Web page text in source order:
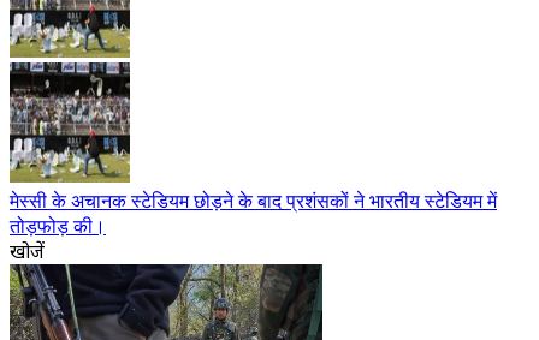
मेस्सी के अचानक स्टेडियम छोड़ने के बाद प्रशंसकों ने भारतीय स्टेडियम में
तोड़फोड़ की।
खोजें